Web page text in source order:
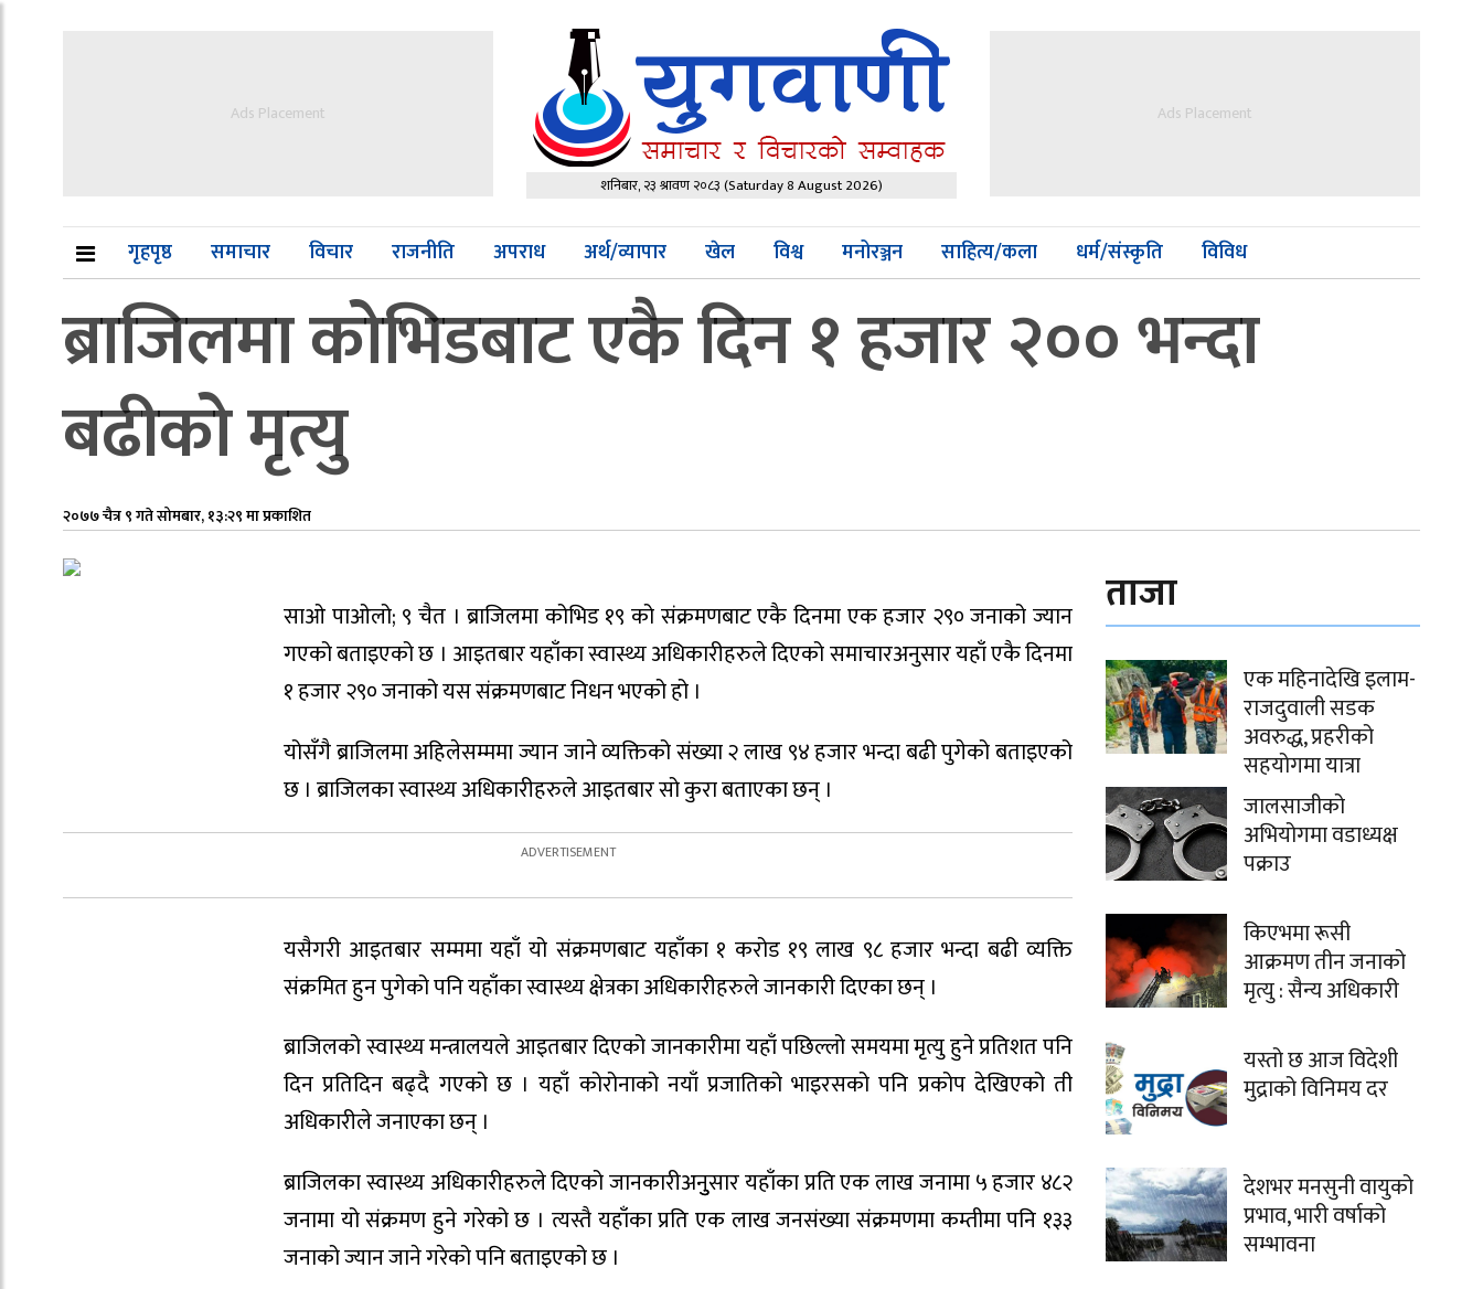
Ads Placement
शनिबार, २३ श्रावण २०८३(Saturday 8 August 2026)
Ads Placement
गृहपृष्ठ समाचार विचार राजनीति अपराध अर्थ/व्यापार खेल विश्व मनोरञ्जन साहित्य/कला धर्म/संस्कृति विविध
ब्राजिलमा कोभिडबाट एकै दिन १ हजार २०० भन्दा
बढीको मृत्यु
२०७७ चैत्र ९ गते सोमबार, १३:२९ मा प्रकाशित
साओ पाओलो; ९ चैत । ब्राजिलमा कोभिड १९ को संक्रमणबाट एकै दिनमा एक हजार २९० जनाको ज्यान
गएको बताइएको छ । आइतबार यहाँका स्वास्थ्य अधिकारीहरुले दिएको समाचारअनुसार यहाँ एकै दिनमा
१ हजार २९० जनाको यस संक्रमणबाट निधन भएको हो ।
योसँगै ब्राजिलमा अहिलेसम्ममा ज्यान जाने व्यक्तिको संख्या २ लाख ९४ हजार भन्दा बढी पुगेको बताइएको
छ । ब्राजिलका स्वास्थ्य अधिकारीहरुले आइतबार सो कुरा बताएका छन् ।
यसैगरी आइतबार सम्ममा यहाँ यो संक्रमणबाट यहाँका १ करोड १९ लाख ९८ हजार भन्दा बढी व्यक्ति
संक्रमित हुन पुगेको पनि यहाँका स्वास्थ्य क्षेत्रका अधिकारीहरुले जानकारी दिएका छन् ।
ब्राजिलको स्वास्थ्य मन्त्रालयले आइतबार दिएको जानकारीमा यहाँ पछिल्लो समयमा मृत्यु हुने प्रतिशत पनि
दिन प्रतिदिन बढ्दै गएको छ । यहाँ कोरोनाको नयाँ प्रजातिको भाइरसको पनि प्रकोप देखिएको ती
अधिकारीले जनाएका छन् ।
ब्राजिलका स्वास्थ्य अधिकारीहरुले दिएको जानकारीअनुुसार यहाँका प्रति एक लाख जनामा ५ हजार ४८२
जनामा यो संक्रमण हुने गरेको छ । त्यस्तै यहाँका प्रति एक लाख जनसंख्या संक्रमणमा कम्तीमा पनि १३३
जनाको ज्यान जाने गरेको पनि बताइएको छ ।
ताजा
एक महिनादेखि इलाम-
राजदुवाली सडक
अवरुद्ध, प्रहरीको
सहयोगमा यात्रा
जालसाजीको
अभियोगमा वडाध्यक्ष
पक्राउ
किएभमा रूसी
आक्रमण तीन जनाको
मृत्यु : सैन्य अधिकारी
यस्तो छ आज विदेशी
मुद्राको विनिमय दर
देशभर मनसुनी वायुको
प्रभाव, भारी वर्षाको
सम्भावना